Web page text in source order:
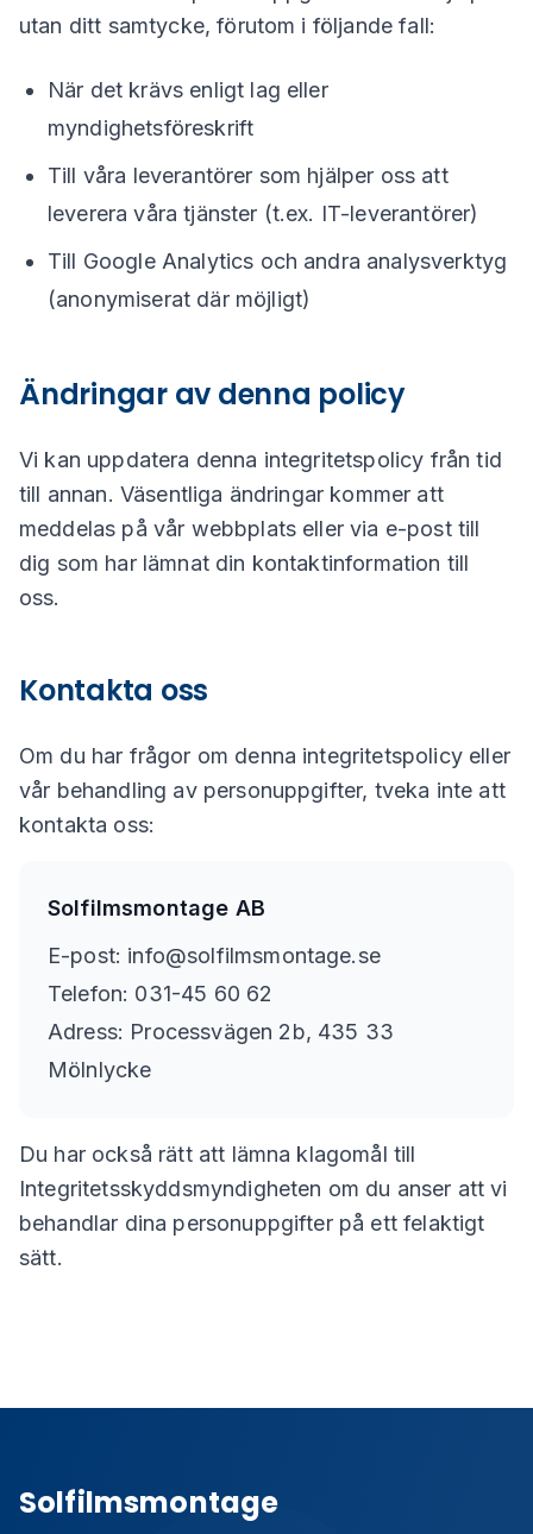
utan ditt samtycke, förutom i följande fall:
När det krävs enligt lag eller
myndighetsföreskrift
Till våra leverantörer som hjälper oss att
leverera våra tjänster (t.ex. IT-leverantörer)
Till Google Analytics och andra analysverktyg
(anonymiserat där möjligt)
Ändringar av denna policy
Vi kan uppdatera denna integritetspolicy från tid
till annan. Väsentliga ändringar kommer att
meddelas på vår webbplats eller via e-post till
dig som har lämnat din kontaktinformation till
oss.
Kontakta oss
Om du har frågor om denna integritetspolicy eller
vår behandling av personuppgifter, tveka inte att
kontakta oss:
Solfilmsmontage AB
E-post: info@solfilmsmontage.se
Telefon: 031-45 60 62
Adress: Processvägen 2b, 435 33
Mölnlycke
Du har också rätt att lämna klagomål till
Integritetsskyddsmyndigheten om du anser att vi
behandlar dina personuppgifter på ett felaktigt
sätt.
Solfilmsmontage